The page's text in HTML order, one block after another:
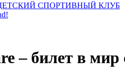
СПОРТИВНЫЙ КЛУБ
– билет в мир